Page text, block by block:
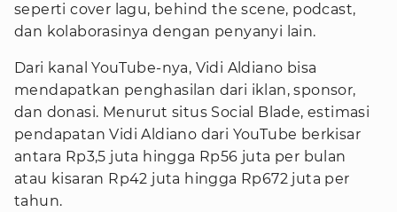
seperti cover lagu, behind the scene, podcast,
dan kolaborasinya dengan penyanyi lain.
Dari kanal YouTube-nya, Vidi Aldiano bisa
mendapatkan penghasilan dari iklan, sponsor,
dan donasi. Menurut situs Social Blade, estimasi
pendapatan Vidi Aldiano dari YouTube berkisar
antara Rp3,5 juta hingga Rp56 juta per bulan
atau kisaran Rp42 juta hingga Rp672 juta per
tahun.